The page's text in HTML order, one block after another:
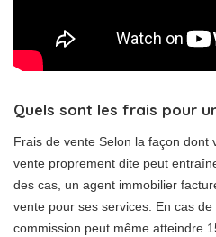
Quels sont les frais pour
Frais de vente Selon la façon dont
vente proprement dite peut
des cas, un agent immobilier
vente pour ses services. En cas
commission peut même atteindre